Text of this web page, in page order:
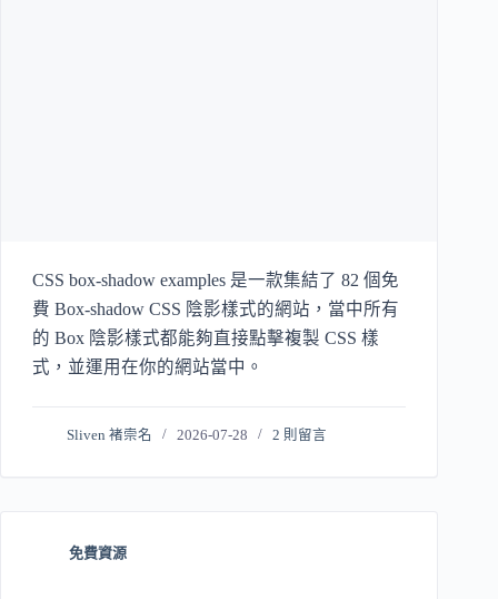
CSS box-shadow examples 是一款集結了 82 個免
費 Box-shadow CSS 陰影樣式的網站，當中所有
的 Box 陰影樣式都能夠直接點擊複製 CSS 樣
式，並運用在你的網站當中。
Sliven 褚崇名 2026-07-28 2 則留言
免費資源